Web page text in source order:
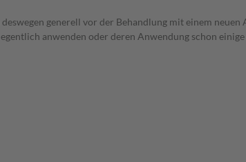
generell vor der Behandlung mit einem
anwenden oder deren Anwendung schon